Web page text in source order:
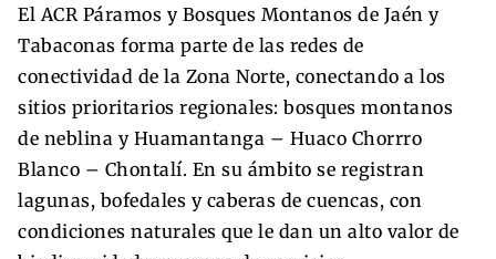
El ACR Páramos y Bosques Montanos de Jaén y
Tabaconas forma parte de las redes de
conectividad de la Zona Norte, conectando a los
sitios prioritarios regionales: bosques montanos
de neblina y Huamantanga – Huaco Chorrro
Blanco – Chontalí. En su ámbito se registran
lagunas, bofedales y caberas de cuencas, con
condiciones naturales que le dan un alto valor de